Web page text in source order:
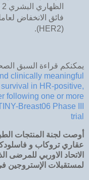
(HER2).
يمكنكم قراءة السبق
clinically meaningful
in HR-positive,
following one or more
Breast06 Phase III
trial
أوصت لجنة المنتجات
عقاري تروكاب و
الاتحاد الاوربي للمرضى
لمستقبلات الإستروجين